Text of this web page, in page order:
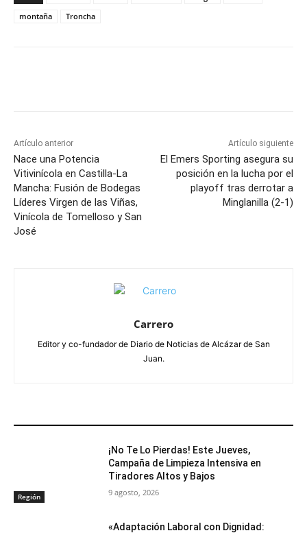
montaña
Troncha
Artículo anterior
Nace una Potencia
Vitivinícola en Castilla-La
Mancha: Fusión de Bodegas
Líderes Virgen de las Viñas,
Vinícola de Tomelloso y San
José
Artículo siguiente
El Emers Sporting asegura su
posición en la lucha por el
playoff tras derrotar a
Minglanilla (2-1)
Carrero
Editor y co-fundador de Diario de Noticias de Alcázar de San
Juan.
Región
¡No Te Lo Pierdas! Este Jueves,
Campaña de Limpieza Intensiva en
Tiradores Altos y Bajos
9 agosto, 2026
«Adaptación Laboral con Dignidad: